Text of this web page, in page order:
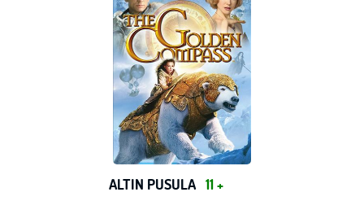
ALTIN PUSULA 11 +